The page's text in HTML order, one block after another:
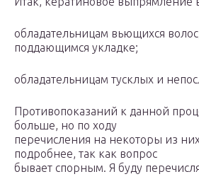
обладательницам вьющихся
поддающимся укладке;
обладательницам тусклых и
Противопоказаний к данной
больше, но по ходу
перечисления на некоторы из
подробнее, так как вопрос
бывает спорным. Я буду